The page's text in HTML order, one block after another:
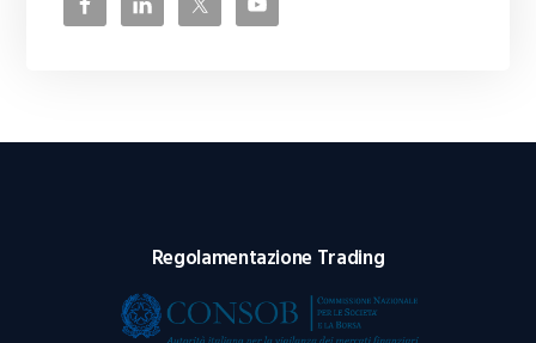
Regolamentazione Trading